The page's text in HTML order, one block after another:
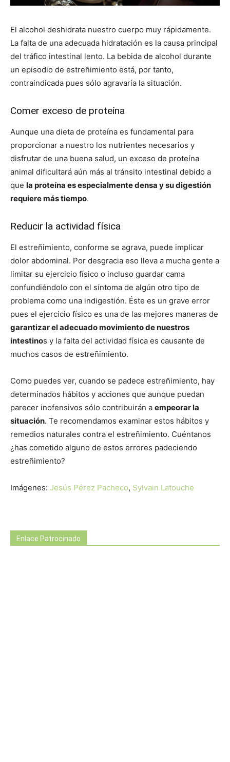
El alcohol deshidrata nuestro cuerpo muy rápidamente.
La falta de una adecuada hidratación es la causa principal
del tráfico intestinal lento. La bebida de alcohol durante
un episodio de estreñimiento está, por tanto,
contraindicada pues sólo agravaría la situación.
Comer exceso de proteína
Aunque una dieta de proteína es fundamental para
proporcionar a nuestro los nutrientes necesarios y
disfrutar de una buena salud, un exceso de proteína
animal dificultará aún más al tránsito intestinal debido a
que la proteína es especialmente densa y su digestión
requiere más tiempo.
Reducir la actividad física
El estreñimiento, conforme se agrava, puede implicar
dolor abdominal. Por desgracia eso lleva a mucha gente a
limitar su ejercicio físico o incluso guardar cama
confundiéndolo con el síntoma de algún otro tipo de
problema como una indigestión. Éste es un grave error
pues el ejercicio físico es una de las mejores maneras de
garantizar el adecuado movimiento de nuestros
intestinos y la falta del actividad física es causante de
muchos casos de estreñimiento.
Como puedes ver, cuando se padece estreñimiento, hay
determinados hábitos y acciones que aunque puedan
parecer inofensivos sólo contribuirán a empeorar la
situación. Te recomendamos examinar estos hábitos y
remedios naturales contra el estreñimiento. Cuéntanos
¿has cometido alguno de estos errores padeciendo
estreñimiento?
Imágenes: Jesús Pérez Pacheco, Sylvain Latouche
Enlace Patrocinado